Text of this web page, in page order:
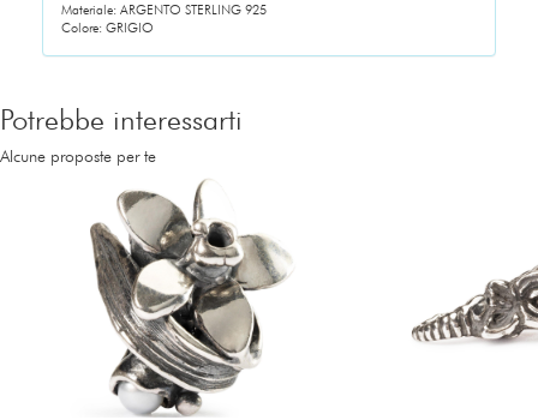
Materiale: ARGENTO STERLING 925
Colore: GRIGIO
Potrebbe interessarti
Alcune proposte per te